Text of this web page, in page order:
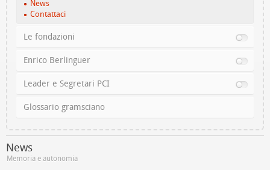
News
Contattaci
Le fondazioni
Enrico Berlinguer
Leader e Segretari PCI
Glossario gramsciano
News
Memoria e autonomia